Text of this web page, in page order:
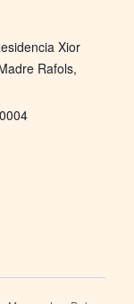
Xior
Rafols,